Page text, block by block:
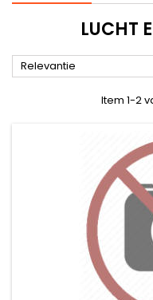
LUCHT
Relevantie
Item 1-2